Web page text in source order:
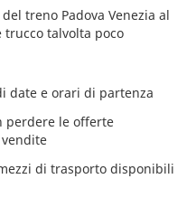
treno Padova Venezia al
talvolta poco
date e orari di partenza
perdere le offerte
di trasporto disponibili